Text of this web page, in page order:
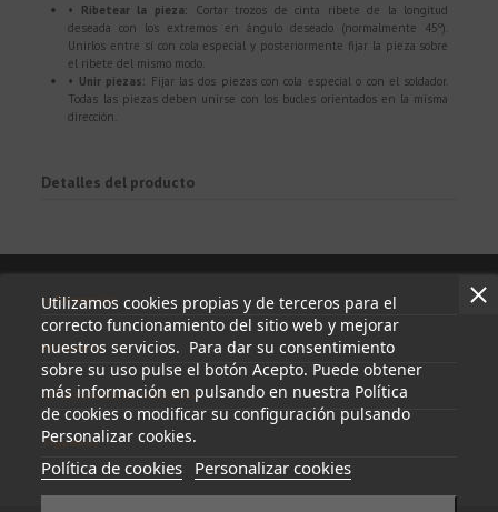
• Ribetear la pieza: Cortar trozos de cinta ribete de la longitud
deseada con los extremos en ángulo deseado (normalmente 45º).
Unirlos entre sí con cola especial y posteriormente fijar la pieza sobre
el ribete del mismo modo.
• Unir piezas: Fijar las dos piezas con cola especial o con el soldador.
Todas las piezas deben unirse con los bucles orientados en la misma
dirección.
Detalles del producto
Utilizamos cookies propias y de terceros para el
correcto funcionamiento del sitio web y mejorar
nuestros servicios. Para dar su consentimiento
sobre su uso pulse el botón Acepto. Puede obtener
más información en pulsando en nuestra Política
de cookies o modificar su configuración pulsando
Personalizar cookies.
Política de cookies Personalizar cookies
Información
Mi cuenta
Información de contacto
Síguenos